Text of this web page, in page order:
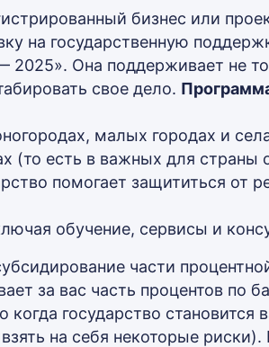
бизнес или
на государственную
2025». Она поддерживает не
свое дело.
малых городах и
(то есть в важных для страны
помогает защититься от
обучение, сервисы и
части
за вас часть процентов по
когда государство становится
на себя некоторые риски).